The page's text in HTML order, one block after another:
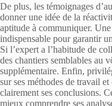
De plus, les témoignages
donner une idée de la
aptitude à communiquer. Une
indispensable pour garantir
Si l’expert a l’habitude de
des chantiers semblables au
supplémentaire. Enfin,
sur ses méthodes de travail
clairement ses conclusions.
mieux comprendre ses